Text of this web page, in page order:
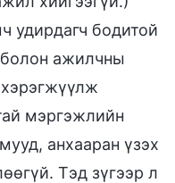
удирдагч бодитой
болон ажилчны
хэрэгжүүлж
мэргэжлийн
анхааран үзэх
Тэд зүгээр л